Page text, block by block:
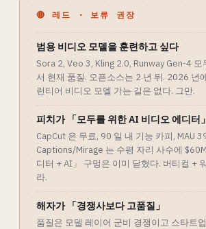
🔴 레드 · 보류 권장
범용 비디오 모델을 훈련하고 싶다
Sora 2, Veo 3, Kling 2.0, Runway Gen-4
서 현재 품질. 오픈소스는 2 년 뒤. 2026 년
런티어 비디오 모델 가는 길은 없다. 그만.
피치가 「모두를 위한 AI 비디오 에디터」
CapCut 은 무료, 90 일 내 기능 카피, MAU 3
Captions/Mirage 는 수평 자리 사수에
디터 + AI」 구멍은 이미 닫혔다. 버티컬 +
라.
해자가 「경쟁사보다 고품질」
품질은 모델 레이어 군비 경쟁이고 스타트